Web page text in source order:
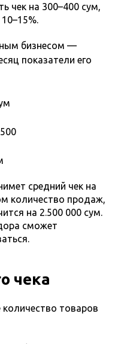
чек на 300–400 сум,
бизнесом —
показатели его
средний чек на
количество продаж,
на 2.500 000 сум.
сможет
чека
товаров